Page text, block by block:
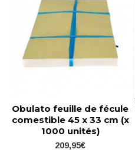
Obulato feuille de fécule
comestible 45 x 33 cm (x
1000 unités)
209,95€